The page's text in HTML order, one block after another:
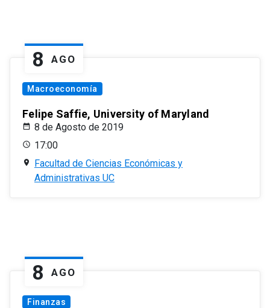
8 AGO
Macroeconomía
Felipe Saffie, University of Maryland
8 de Agosto de 2019
17:00
Facultad de Ciencias Económicas y
Administrativas UC
8 AGO
Finanzas